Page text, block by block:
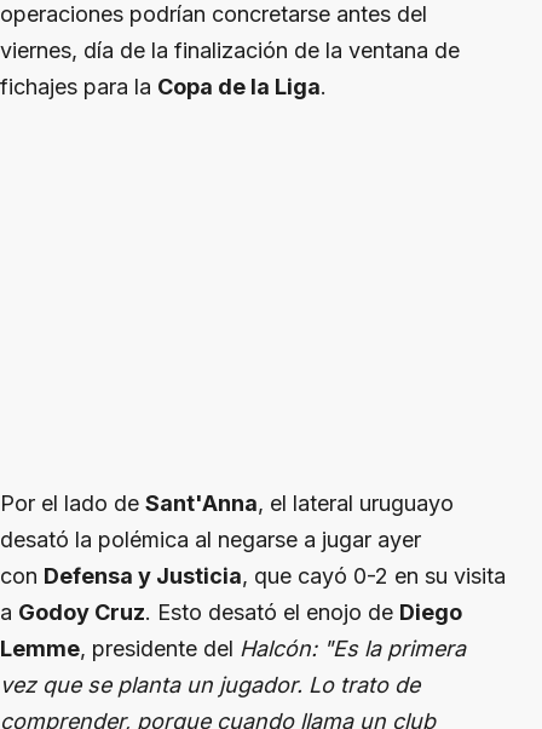
operaciones podrían concretarse antes del
viernes, día de la finalización de la ventana de
fichajes para la Copa de la Liga.
Por el lado de Sant'Anna, el lateral uruguayo
desató la polémica al negarse a jugar ayer
con Defensa y Justicia, que cayó 0-2 en su visita
a Godoy Cruz. Esto desató el enojo de Diego
Lemme, presidente del Halcón: "Es la primera
vez que se planta un jugador. Lo trato de
comprender, porque cuando llama un club